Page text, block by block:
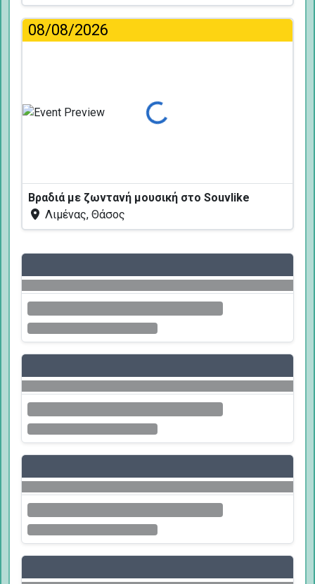
08/08/2026
Φόρτωση...
Βραδιά με ζωντανή μουσική στο Souvlike
Λιμένας, Θάσος